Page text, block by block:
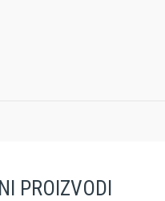
PROIZVODI